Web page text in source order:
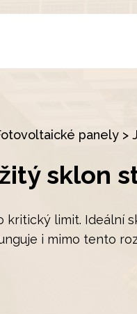
panely >
sklon
kritický limit. Ideální
i mimo tento